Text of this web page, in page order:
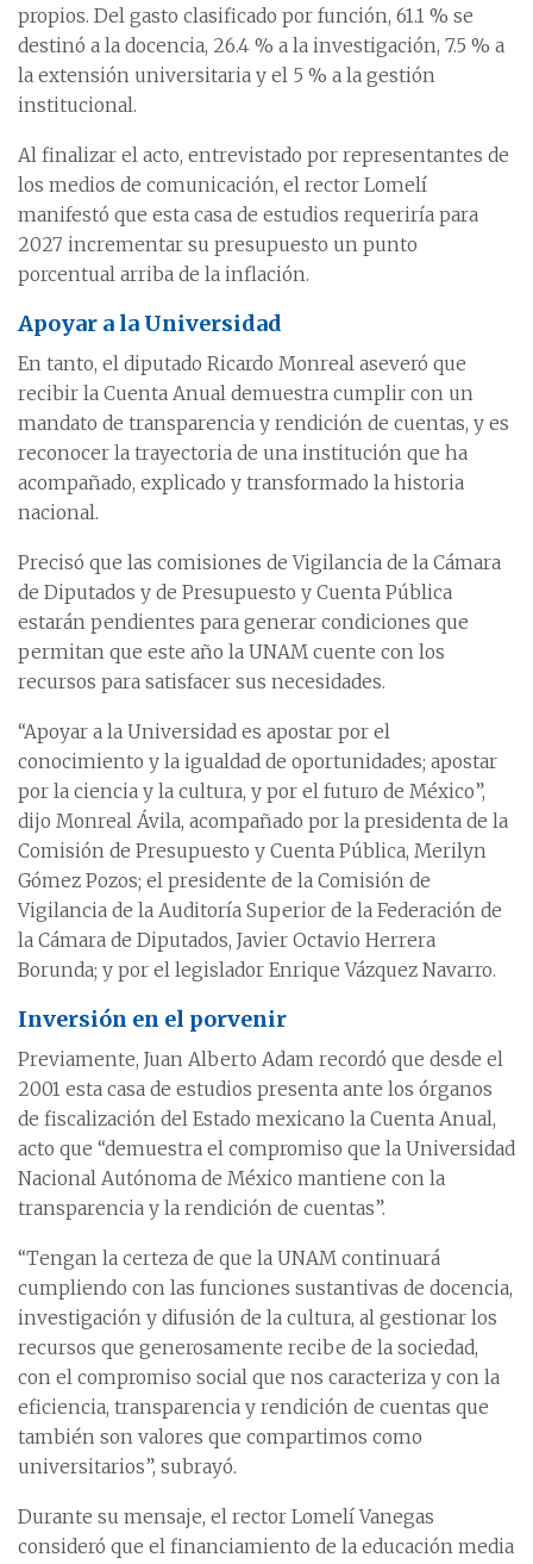
propios. Del gasto clasificado por función, 61.1 % se
destinó a la docencia, 26.4 % a la investigación, 7.5 % a
la extensión universitaria y el 5 % a la gestión
institucional.
Al finalizar el acto, entrevistado por representantes de
los medios de comunicación, el rector Lomelí
manifestó que esta casa de estudios requeriría para
2027 incrementar su presupuesto un punto
porcentual arriba de la inflación.
Apoyar a la Universidad
En tanto, el diputado Ricardo Monreal aseveró que
recibir la Cuenta Anual demuestra cumplir con un
mandato de transparencia y rendición de cuentas, y es
reconocer la trayectoria de una institución que ha
acompañado, explicado y transformado la historia
nacional.
Precisó que las comisiones de Vigilancia de la Cámara
de Diputados y de Presupuesto y Cuenta Pública
estarán pendientes para generar condiciones que
permitan que este año la UNAM cuente con los
recursos para satisfacer sus necesidades.
“Apoyar a la Universidad es apostar por el
conocimiento y la igualdad de oportunidades; apostar
por la ciencia y la cultura, y por el futuro de México”,
dijo Monreal Ávila, acompañado por la presidenta de la
Comisión de Presupuesto y Cuenta Pública, Merilyn
Gómez Pozos; el presidente de la Comisión de
Vigilancia de la Auditoría Superior de la Federación de
la Cámara de Diputados, Javier Octavio Herrera
Borunda; y por el legislador Enrique Vázquez Navarro.
Inversión en el porvenir
Previamente, Juan Alberto Adam recordó que desde el
2001 esta casa de estudios presenta ante los órganos
de fiscalización del Estado mexicano la Cuenta Anual,
acto que “demuestra el compromiso que la Universidad
Nacional Autónoma de México mantiene con la
transparencia y la rendición de cuentas”.
“Tengan la certeza de que la UNAM continuará
cumpliendo con las funciones sustantivas de docencia,
investigación y difusión de la cultura, al gestionar los
recursos que generosamente recibe de la sociedad,
con el compromiso social que nos caracteriza y con la
eficiencia, transparencia y rendición de cuentas que
también son valores que compartimos como
universitarios”, subrayó.
Durante su mensaje, el rector Lomelí Vanegas
consideró que el financiamiento de la educación media